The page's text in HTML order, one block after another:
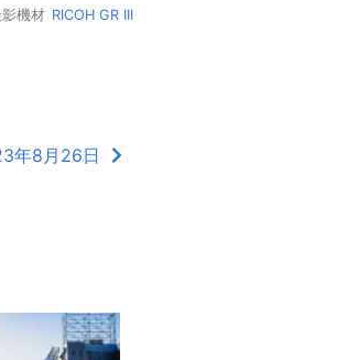
機材 RICOH GR III
年8月26日